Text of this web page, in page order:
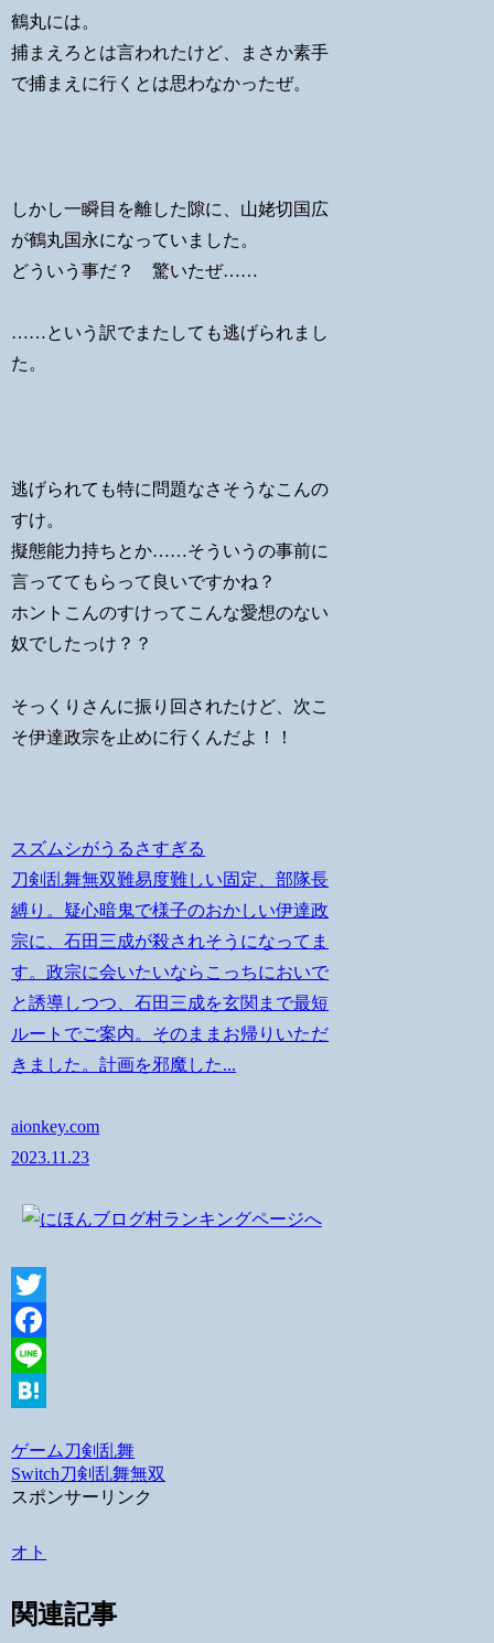
鶴丸には。
捕まえろとは言われたけど、まさか素手
で捕まえに行くとは思わなかったぜ。
しかし一瞬目を離した隙に、山姥切国広
が鶴丸国永になっていました。
どういう事だ？ 驚いたぜ……
……という訳でまたしても逃げられまし
た。
逃げられても特に問題なさそうなこんの
すけ。
擬態能力持ちとか……そういうの事前に
言っててもらって良いですかね？
ホントこんのすけってこんな愛想のない
奴でしたっけ？？
そっくりさんに振り回されたけど、次こ
そ伊達政宗を止めに行くんだよ！！
スズムシがうるさすぎる
刀剣乱舞無双難易度難しい固定、部隊長
縛り。疑心暗鬼で様子のおかしい伊達政
宗に、石田三成が殺されそうになってま
す。政宗に会いたいならこっちにおいで
と誘導しつつ、石田三成を玄関まで最短
ルートでご案内。そのままお帰りいただ
きました。計画を邪魔した...
aionkey.com
2023.11.23
Twitter
Facebook
Line
ゲーム 刀剣乱舞
Switch刀剣乱舞無双
スポンサーリンク
オト
関連記事